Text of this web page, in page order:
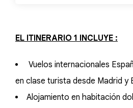
EL ITINERARIO 1 INCLUYE :
Vuelos internacionales
en clase turista desde Madrid y
Alojamiento en habitación